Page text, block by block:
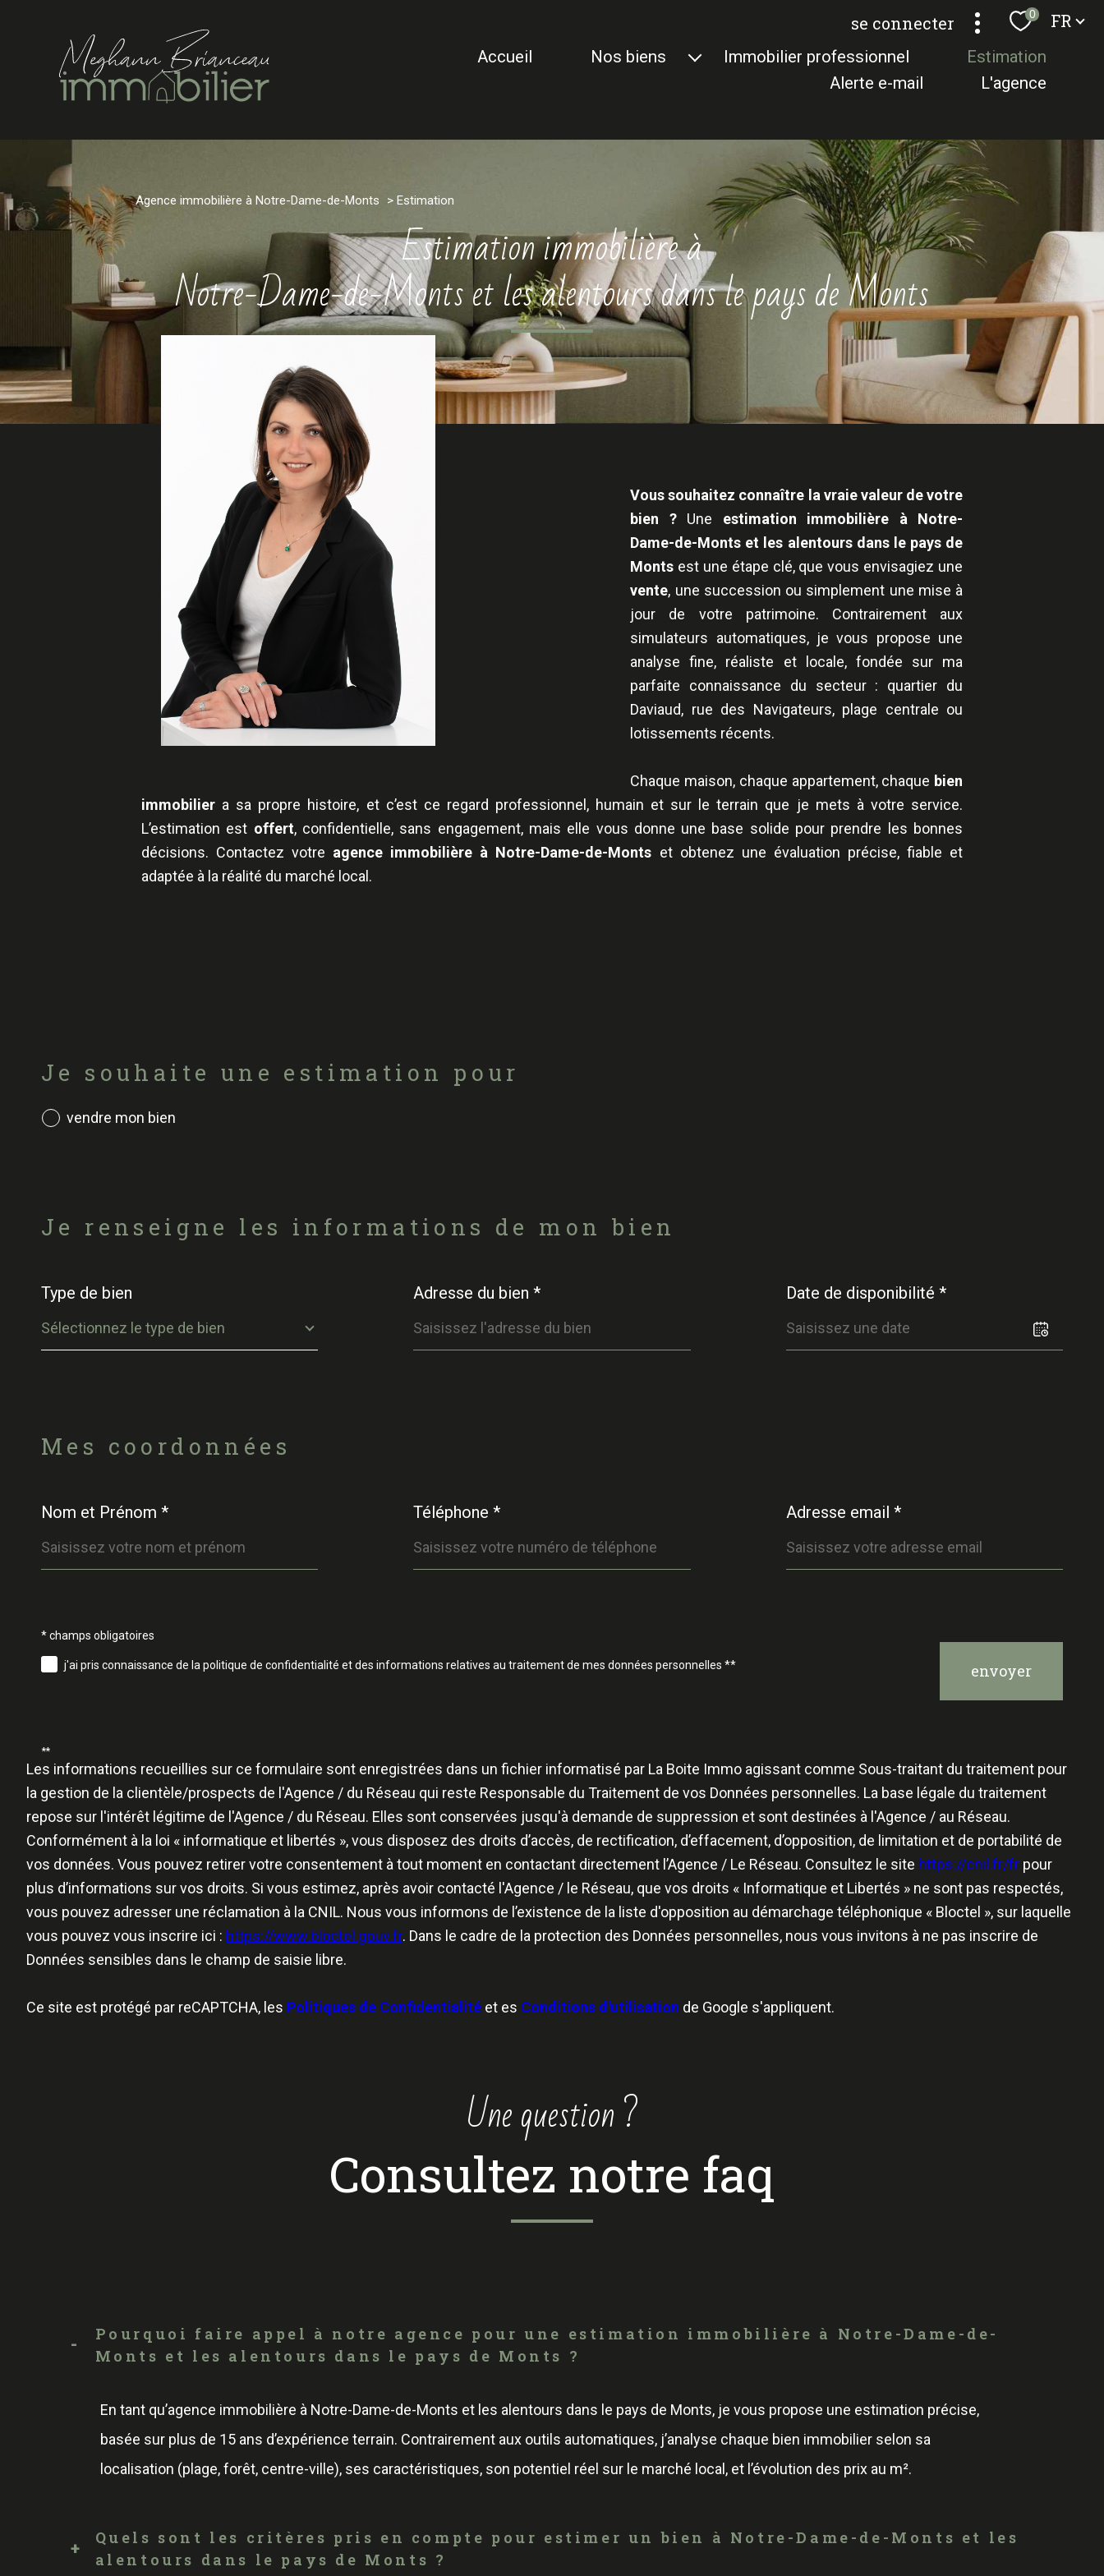
se connecter 0 Langue
FR
accueil nos biens immobilier professionnel
estimation
alerte e-mail
l'agence
Agence immobilière à Notre-Dame-de-Monts Estimation
estimation immobilière à
Notre-Dame-de-Monts et les alentours dans le pays de Monts
Vous souhaitez connaître la vraie valeur de votre
bien ?Une estimation immobilière à Notre-
Dame-de-Monts et les alentours dans le pays de
Monts est une étape clé, que vous envisagiez une
vente, une succession ou simplement une mise à
jour de votre patrimoine. Contrairement aux
simulateurs automatiques, je vous propose une
analyse fine, réaliste et locale, fondée sur ma
parfaite connaissance du secteur : quartier du
Daviaud, rue des Navigateurs, plage centrale ou
lotissements récents.
Chaque maison, chaque appartement, chaque bien
immobilier a sa propre histoire, et c’est ce regard professionnel, humain et sur le terrain que je mets à votre service.
L’estimation est offert, confidentielle, sans engagement, mais elle vous donne une base solide pour prendre les bonnes
décisions. Contactez votre agence immobilière à Notre-Dame-de-Monts et obtenez une évaluation précise, fiable et
adaptée à la réalité du marché local.
par
défaut
Je souhaite une estimation pour
vendre mon bien
par
défaut
Je renseigne les informations de mon bien
Type de bien
Sélectionnez le type de bien
Adresse du bien * Date de disponibilité *
par
défaut
Mes coordonnées
Nom et Prénom * Téléphone * Adresse email *
Validation
* champs obligatoires
j'ai pris connaissance de la politique de confidentialité et des informations relatives au traitement de mes données personnelles ** envoyer
**
Les informations recueillies sur ce formulaire sont enregistrées dans un fichier informatisé par La Boite Immo agissant comme Sous-traitant du traitement pour
la gestion de la clientèle/prospects de l'Agence / du Réseau qui reste Responsable du Traitement de vos Données personnelles. La base légale du traitement
repose sur l'intérêt légitime de l'Agence / du Réseau. Elles sont conservées jusqu'à demande de suppression et sont destinées à l'Agence / au Réseau.
Conformément à la loi « informatique et libertés », vous disposez des droits d’accès, de rectification, d’effacement, d’opposition, de limitation et de portabilité de
vos données. Vous pouvez retirer votre consentement à tout moment en contactant directement l’Agence / Le Réseau. Consultez le site https://cnil.fr/fr pour
plus d’informations sur vos droits. Si vous estimez, après avoir contacté l'Agence / le Réseau, que vos droits « Informatique et Libertés » ne sont pas respectés,
vous pouvez adresser une réclamation à la CNIL. Nous vous informons de l’existence de la liste d'opposition au démarchage téléphonique « Bloctel », sur laquelle
vous pouvez vous inscrire ici : https://www.bloctel.gouv.fr. Dans le cadre de la protection des Données personnelles, nous vous invitons à ne pas inscrire de
Données sensibles dans le champ de saisie libre.
Ce site est protégé par reCAPTCHA, les Politiques de Confidentialité et es Conditions d'utilisation de Google s'appliquent.
une question ?
consultez notre faq
Pourquoi faire appel à notre agence pour une estimation immobilière à Notre-Dame-de-
Monts et les alentours dans le pays de Monts ?
En tant qu’agence immobilière à Notre-Dame-de-Monts et les alentours dans le pays de Monts, je vous propose une estimation précise,
basée sur plus de 15 ans d’expérience terrain. Contrairement aux outils automatiques, j’analyse chaque bien immobilier selon sa
localisation (plage, forêt, centre-ville), ses caractéristiques, son potentiel réel sur le marché local, et l’évolution des prix au m².
Quels sont les critères pris en compte pour estimer un bien à Notre-Dame-de-Monts et les
alentours dans le pays de Monts ?